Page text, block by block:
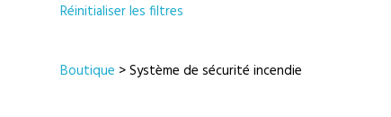
Réinitialiser les filtres
Boutique > Système de sécurité incendie